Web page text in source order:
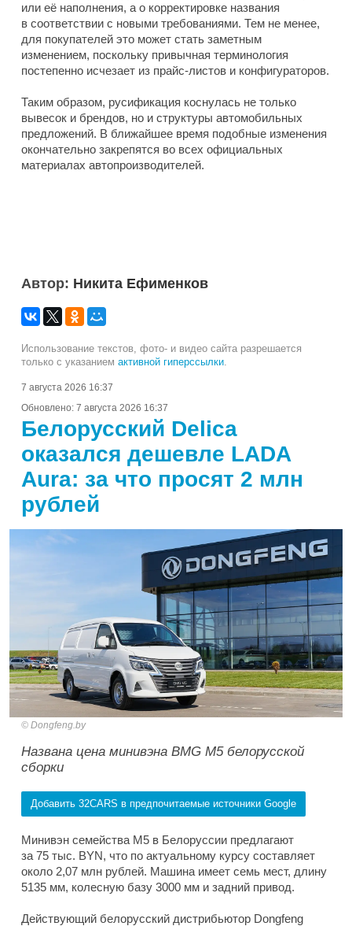
или её наполнения, а о корректировке названия
в соответствии с новыми требованиями. Тем не менее,
для покупателей это может стать заметным
изменением, поскольку привычная терминология
постепенно исчезает из прайс-листов и конфигураторов.
Таким образом, русификация коснулась не только
вывесок и брендов, но и структуры автомобильных
предложений. В ближайшее время подобные изменения
окончательно закрепятся во всех официальных
материалах автопроизводителей.
Автор: Никита Ефименков
Использование текстов, фото- и видео сайта разрешается
только с указанием активной гиперссылки.
7 августа 2026 16:37
Обновлено: 7 августа 2026 16:37
Белорусский Delica
оказался дешевле LADA
Aura: за что просят 2 млн
рублей
Dongfeng.by
Названа цена минивэна BMG M5 белорусской
сборки
Добавить 32CARS в предпочитаемые источники Google
Минивэн семейства M5 в Белоруссии предлагают
за 75 тыс. BYN, что по актуальному курсу составляет
около 2,07 млн рублей. Машина имеет семь мест, длину
5135 мм, колесную базу 3000 мм и задний привод.
Действующий белорусский дистрибьютор Dongfeng